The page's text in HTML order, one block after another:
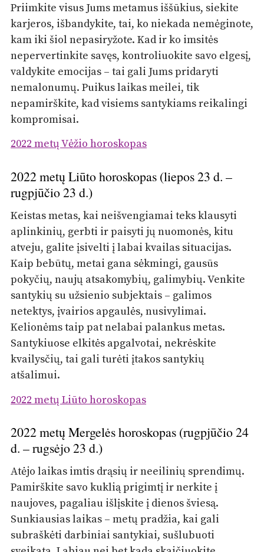
Priimkite visus Jums metamus iššūkius, siekite
karjeros, išbandykite, tai, ko niekada nemėginote,
kam iki šiol nepasiryžote. Kad ir ko imsitės
nepervertinkite savęs, kontroliuokite savo elgesį,
valdykite emocijas – tai gali Jums pridaryti
nemalonumų. Puikus laikas meilei, tik
nepamirškite, kad visiems santykiams reikalingi
kompromisai.
2022 metų Vėžio horoskopas
2022 metų Liūto horoskopas (liepos 23 d. –
rugpjūčio 23 d.)
Keistas metas, kai neišvengiamai teks klausyti
aplinkinių, gerbti ir paisyti jų nuomonės, kitu
atveju, galite įsivelti į labai kvailas situacijas.
Kaip bebūtų, metai gana sėkmingi, gausūs
pokyčių, naujų atsakomybių, galimybių. Venkite
santykių su užsienio subjektais – galimos
netektys, įvairios apgaulės, nusivylimai.
Kelionėms taip pat nelabai palankus metas.
Santykiuose elkitės apgalvotai, nekrėskite
kvailysčių, tai gali turėti įtakos santykių
atšalimui.
2022 metų Liūto horoskopas
2022 metų Mergelės horoskopas (rugpjūčio 24
d. – rugsėjo 23 d.)
Atėjo laikas imtis drąsių ir neeilinių sprendimų.
Pamirškite savo kuklią prigimtį ir nerkite į
naujoves, pagaliau išlįskite į dienos šviesą.
Sunkiausias laikas – metų pradžia, kai gali
subraškėti darbiniai santykiai, sušlubuoti